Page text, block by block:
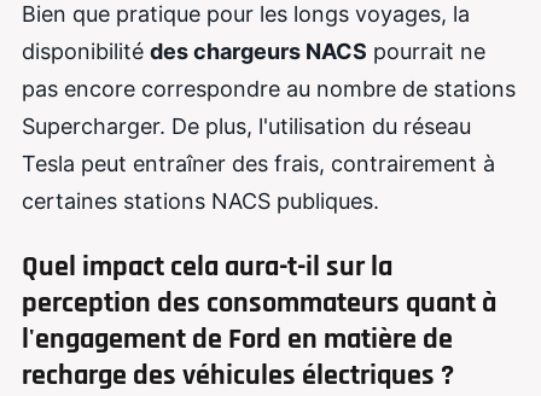
Bien que pratique pour les longs voyages, la
disponibilité des chargeurs NACS pourrait ne
pas encore correspondre au nombre de stations
Supercharger. De plus, l'utilisation du réseau
Tesla peut entraîner des frais, contrairement à
certaines stations NACS publiques.
Quel impact cela aura-t-il sur la
perception des consommateurs quant à
l'engagement de Ford en matière de
recharge des véhicules électriques ?